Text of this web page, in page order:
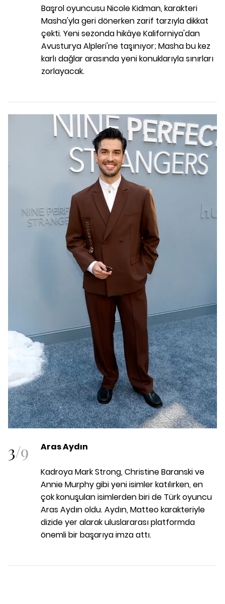
Başrol oyuncusu Nicole Kidman, karakteri
Masha'yla geri dönerken zarif tarzıyla dikkat
çekti. Yeni sezonda hikâye Kaliforniya'dan
Avusturya Alpleri'ne taşınıyor; Masha bu kez
karlı dağlar arasında yeni konuklarıyla sınırları
zorlayacak.
3/9 Aras Aydın
Kadroya Mark Strong, Christine Baranski ve
Annie Murphy gibi yeni isimler katılırken, en
çok konuşulan isimlerden biri de Türk oyuncu
Aras Aydın oldu. Aydın, Matteo karakteriyle
dizide yer alarak uluslararası platformda
önemli bir başarıya imza attı.